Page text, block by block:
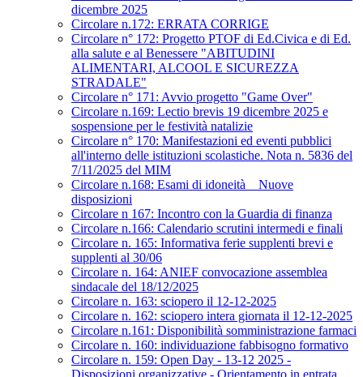
dicembre 2025
Circolare n.172: ERRATA CORRIGE
Circolare n° 172: Progetto PTOF di Ed.Civica e di Ed.
alla salute e al Benessere "ABITUDINI
ALIMENTARI, ALCOOL E SICUREZZA
STRADALE"
Circolare n° 171: Avvio progetto "Game Over"
Circolare n.169: Lectio brevis 19 dicembre 2025 e
sospensione per le festività natalizie
Circolare n° 170: Manifestazioni ed eventi pubblici
all'interno delle istituzioni scolastiche. Nota n. 5836 del
7/11/2025 del MIM
Circolare n.168: Esami di idoneità _ Nuove
disposizioni
Circolare n 167: Incontro con la Guardia di finanza
Circolare n.166: Calendario scrutini intermedi e finali
Circolare n. 165: Informativa ferie supplenti brevi e
supplenti al 30/06
Circolare n. 164: ANIEF convocazione assemblea
sindacale del 18/12/2025
Circolare n. 163: sciopero il 12-12-2025
Circolare n. 162: sciopero intera giornata il 12-12-2025
Circolare n.161: Disponibilità somministrazione farmaci
Circolare n. 160: individuazione fabbisogno formativo
Circolare n. 159: Open Day - 13-12 2025 -